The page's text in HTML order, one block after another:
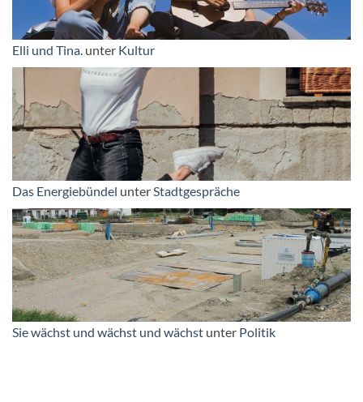
Elli und Tina. unter Kultur
Das Energiebündel unter Stadtgespräche
Sie wächst und wächst und wächst unter Politik